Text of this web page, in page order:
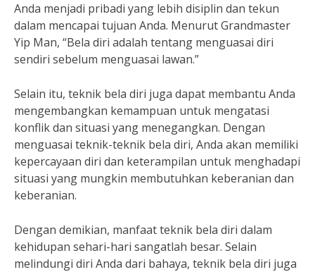
Anda menjadi pribadi yang lebih disiplin dan tekun
dalam mencapai tujuan Anda. Menurut Grandmaster
Yip Man, “Bela diri adalah tentang menguasai diri
sendiri sebelum menguasai lawan.”
Selain itu, teknik bela diri juga dapat membantu Anda
mengembangkan kemampuan untuk mengatasi
konflik dan situasi yang menegangkan. Dengan
menguasai teknik-teknik bela diri, Anda akan memiliki
kepercayaan diri dan keterampilan untuk menghadapi
situasi yang mungkin membutuhkan keberanian dan
keberanian.
Dengan demikian, manfaat teknik bela diri dalam
kehidupan sehari-hari sangatlah besar. Selain
melindungi diri Anda dari bahaya, teknik bela diri juga